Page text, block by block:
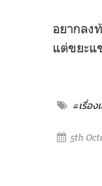
อยากลง
แต่ขยะแ
#เรื่อ
5th